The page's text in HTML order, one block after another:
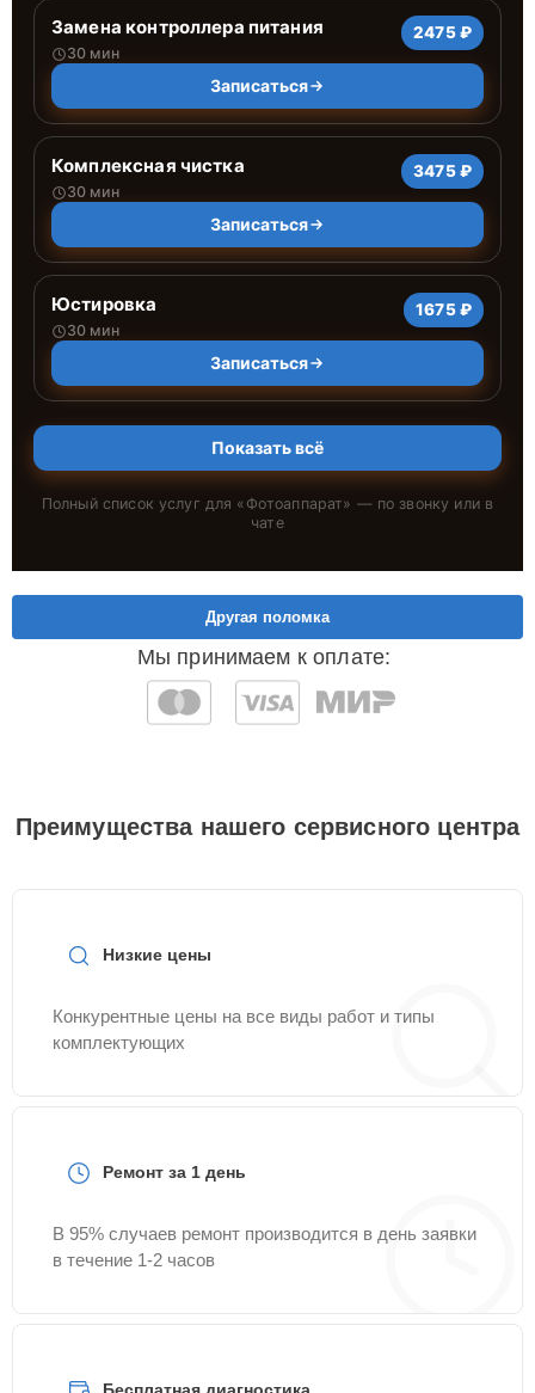
Замена контроллера питания
30 мин
2475 ₽
Записаться
Комплексная чистка
30 мин
3475 ₽
Записаться
Юстировка
30 мин
1675 ₽
Записаться
Показать всё
Полный список услуг для « Фотоаппарат» — по звонку или в
чате
Мы принимаем к оплате:
Другая поломка
Преимущества нашего сервисного центра
Низкие цены
Конкурентные цены на все виды работ и типы
комплектующих
Ремонт за 1 день
В 95% случаев ремонт производится в день заявки
в течение 1-2 часов